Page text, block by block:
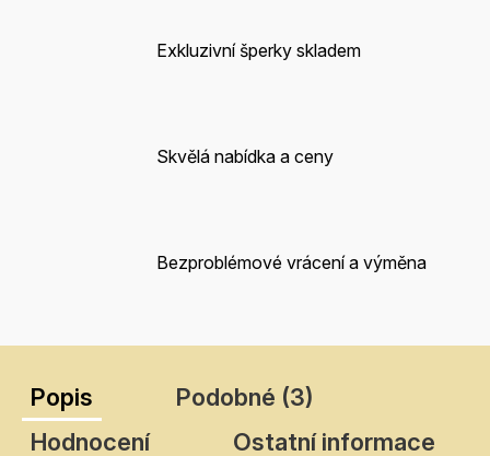
Exkluzivní šperky skladem
Skvělá nabídka a ceny
Bezproblémové vrácení a výměna
Popis
Podobné (3)
Hodnocení
Ostatní informace